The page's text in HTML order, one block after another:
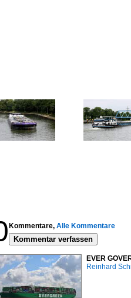
Kommentare, Alle Kommentare
Kommentar verfassen
EVER
Reinhard